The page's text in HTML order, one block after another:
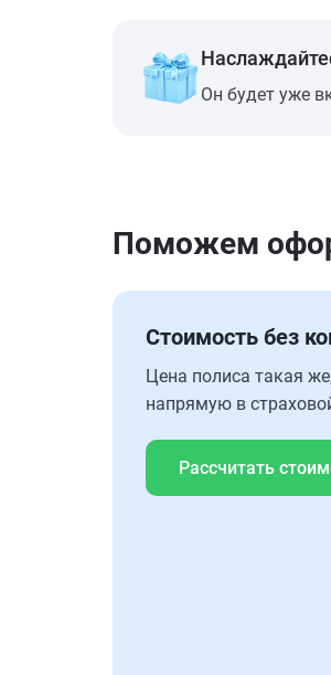
Он будет уже
Поможем
Стоимость без
Цена полиса такая
напрямую в
Рассчитать